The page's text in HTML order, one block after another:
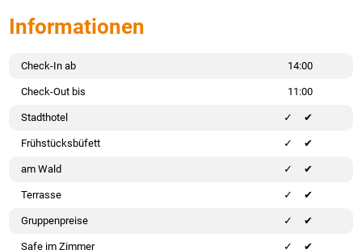
Informationen
Check-In ab 14:00
Check-Out bis 11:00
Stadthotel ✔
Frühstücksbüfett ✔
am Wald ✔
Terrasse ✔
Gruppenpreise ✔
Safe im Zimmer ✔